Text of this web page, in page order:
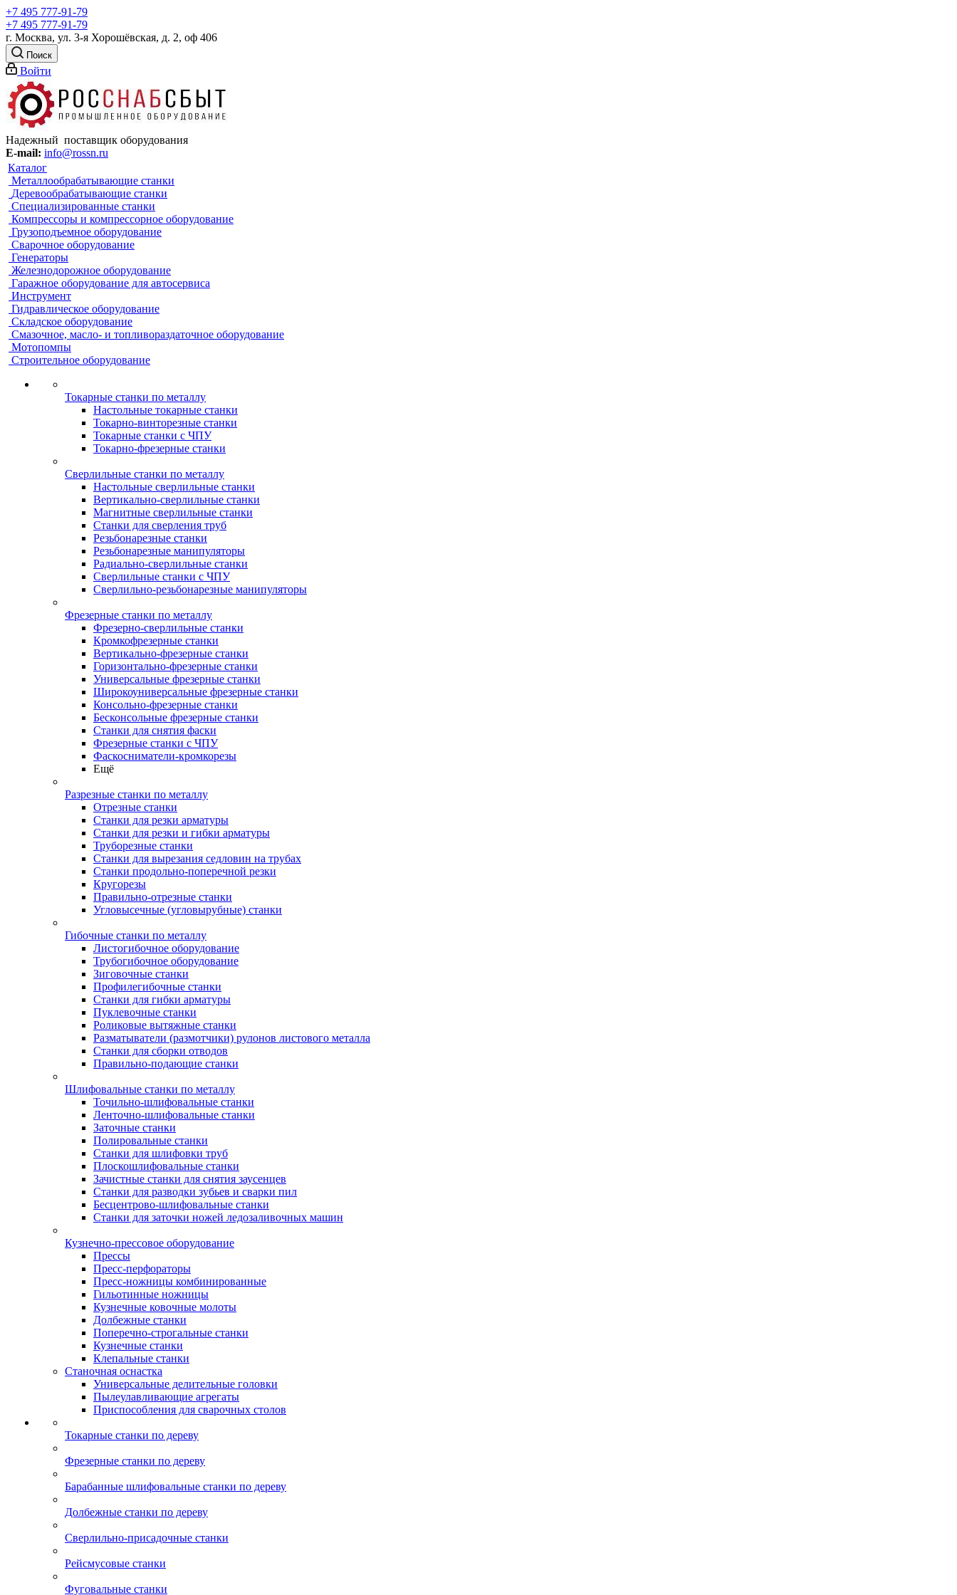
+7 495 777-91-79
+7 495 777-91-79
г. Москва, ул. 3-я Хорошёвская, д. 2, оф 406
Поиск
Войти
Надежный поставщик оборудования
E-mail: info@rossn.ru
Каталог
Металлообрабатывающие станки
Деревообрабатывающие станки
Специализированные станки
Компрессоры и компрессорное оборудование
Грузоподъемное оборудование
Сварочное оборудование
Генераторы
Железнодорожное оборудование
Гаражное оборудование для автосервиса
Инструмент
Гидравлическое оборудование
Складское оборудование
Смазочное, масло- и топливораздаточное оборудование
Мотопомпы
Строительное оборудование
Токарные станки по металлу
Настольные токарные станки
Токарно-винторезные станки
Токарные станки с ЧПУ
Токарно-фрезерные станки
Сверлильные станки по металлу
Настольные сверлильные станки
Вертикально-сверлильные станки
Магнитные сверлильные станки
Станки для сверления труб
Резьбонарезные станки
Резьбонарезные манипуляторы
Радиально-сверлильные станки
Сверлильные станки с ЧПУ
Сверлильно-резьбонарезные манипуляторы
Фрезерные станки по металлу
Фрезерно-сверлильные станки
Кромкофрезерные станки
Вертикально-фрезерные станки
Горизонтально-фрезерные станки
Универсальные фрезерные станки
Широкоуниверсальные фрезерные станки
Консольно-фрезерные станки
Бесконсольные фрезерные станки
Станки для снятия фаски
Фрезерные станки с ЧПУ
Фаскосниматели-кромкорезы
Ещё
Разрезные станки по металлу
Отрезные станки
Станки для резки арматуры
Станки для резки и гибки арматуры
Труборезные станки
Станки для вырезания седловин на трубаx
Станки продольно-поперечной резки
Кругорезы
Правильно-отрезные станки
Угловысечные (угловырубные) станки
Гибочные станки по металлу
Листогибочное оборудование
Трубогибочное оборудование
Зиговочные станки
Профилегибочные станки
Станки для гибки арматуры
Пуклевочные станки
Роликовые вытяжные станки
Разматыватели (размотчики) рулонов листового металла
Станки для сборки отводов
Правильно-подающие станки
Шлифовальные станки по металлу
Точильно-шлифовальные станки
Ленточно-шлифовальные станки
Заточные станки
Полировальные станки
Станки для шлифовки труб
Плоскошлифовальные станки
Зачистные станки для снятия заусенцев
Станки для разводки зубьев и сварки пил
Бесцентрово-шлифовальные станки
Станки для заточки ножей ледозаливочных машин
Кузнечно-прессовое оборудование
Прессы
Пресс-перфораторы
Пресс-ножницы комбинированные
Гильотинные ножницы
Кузнечные ковочные молоты
Долбежные станки
Поперечно-строгальные станки
Кузнечные станки
Клепальные станки
Станочная оснастка
Универсальные делительные головки
Пылеулавливающие агрегаты
Приспособления для сварочных столов
Токарные станки по дереву
Фрезерные станки по дереву
Барабанные шлифовальные станки по дереву
Долбежные станки по дереву
Сверлильно-присадочные станки
Рейсмусовые станки
Фуговальные станки